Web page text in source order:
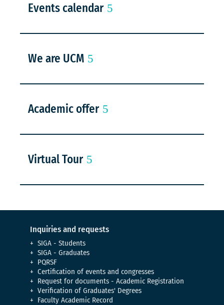
Events calendar
We are UCM
Academic offer
Virtual Tour
Inquiries and requests
SIGA - Students
SIGA - Graduates
PQRSF
Certification of events and congresses
Request for documents - Academic Registration
Verification of Graduates' Degrees
Faculty Academic Record